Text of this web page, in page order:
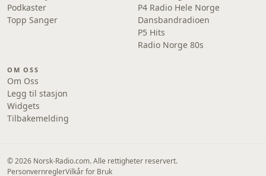
Podkaster
Topp Sanger
P4 Radio Hele Norge
Dansbandradioen
P5 Hits
Radio Norge 80s
OM OSS
Om Oss
Legg til stasjon
Widgets
Tilbakemelding
© 2026 Norsk-Radio.com. Alle rettigheter reservert.
PersonvernreglerVilkår for Bruk